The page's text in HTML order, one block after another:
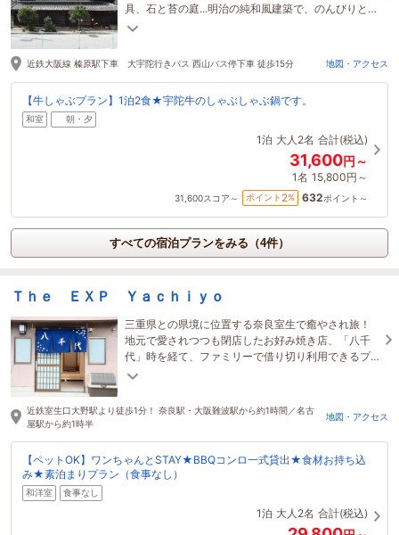
具、石と苔の庭...明治の純和風建築で、のんびりとし
た時間を！
近鉄大阪線 榛原駅下車 大宇陀行きバス 西山バス停下車 徒歩15分 地図・アクセス
【牛しゃぶプラン】1泊2食★宇陀牛のしゃぶしゃぶ鍋です。
和室 朝・夕
1泊 大人2名 合計(税込)
31,600円～
1名 15,800円～
31,600スコア～ ポイント 2% 632ポイント～
すべての宿泊プランをみる（4件）
Ｔｈｅ ＥＸＰ Ｙａｃｈｉｙｏ
三重県との県境に位置する奈良室生で癒やされ旅！
地元で愛されつつも閉店したお好み焼き店、「八千
代」時を経て、ファミリーで借り切り利用できるプ
ライベート宿に生まれ変わりました！
近鉄室生口大野駅より徒歩1分！ 奈良駅・大阪難波駅から約1時間／名古
屋駅から約1時半
地図・アクセス
【ペットOK】ワンちゃんとSTAY★BBQコンロ一式貸出★食材お持ち込
み★素泊まりプラン（食事なし）
和洋室 食事なし
1泊 大人2名 合計(税込)